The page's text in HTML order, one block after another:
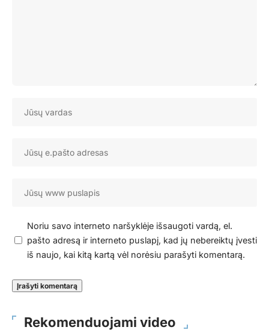
Noriu savo interneto naršyklėje išsaugoti vardą, el.
pašto adresą ir interneto puslapį, kad jų nebereiktų įvesti
iš naujo, kai kitą kartą vėl norėsiu parašyti komentarą.
Rekomenduojami video